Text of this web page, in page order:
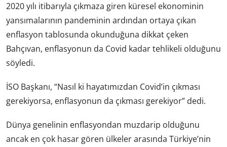
2020 yılı itibarıyla çıkmaza giren küresel ekonominin
yansımalarının pandeminin ardından ortaya çıkan
enflasyon tablosunda okunduğuna dikkat çeken
Bahçıvan, enflasyonun da Covid kadar tehlikeli olduğunu
söyledi.
İSO Başkanı, “Nasıl ki hayatımızdan Covid’in çıkması
gerekiyorsa, enflasyonun da çıkması gerekiyor” dedi.
Dünya genelinin enflasyondan muzdarip olduğunu
ancak en çok hasar gören ülkeler arasında Türkiye’nin